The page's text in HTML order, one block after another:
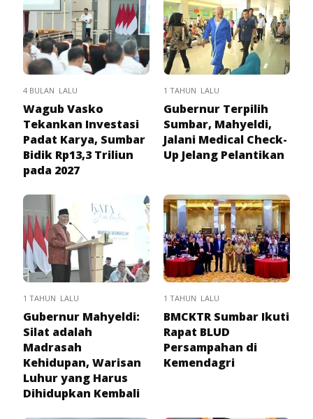
4 BULAN LALU
Wagub Vasko
Tekankan Investasi
Padat Karya, Sumbar
Bidik Rp13,3 Triliun
pada 2027
1 TAHUN LALU
Gubernur Terpilih
Sumbar, Mahyeldi,
Jalani Medical Check-
Up Jelang Pelantikan
1 TAHUN LALU
Gubernur Mahyeldi:
Silat adalah
Madrasah
Kehidupan, Warisan
Luhur yang Harus
Dihidupkan Kembali
1 TAHUN LALU
BMCKTR Sumbar Ikuti
Rapat BLUD
Persampahan di
Kemendagri